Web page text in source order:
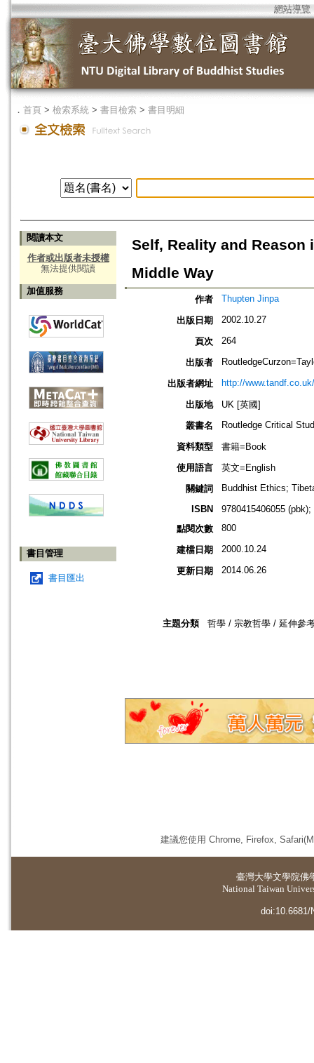
網站導覽
． 首頁 > 檢索系統 > 書目檢索 > 書目明細
閱讀本文
作者或出版者未授權
無法提供閱讀
加值服務
書目管理
書目匯出
Self, Reality and
Middle Way
作者 Thupten Jinpa
出版日期 2002.10.27
頁次 264
出版者
出版者網址 http://
出版地
UK [英國]
叢書名
Routledge Critical
資料類型
書籍=Book
使用語言
英文=English
關鍵詞
Buddhist Ethics;
ISBN
9780415406055
點閱次數
800
建檔日期 2000.10.24
更新日期 2014.06.26
主題分類 哲學 / 宗教哲學 / 延伸參
建議您使用 Chrome, Firefox,
臺灣大學文學院佛
National Taiwan
doi:10.6681/